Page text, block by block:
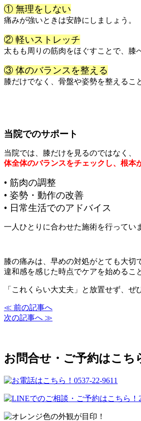
① 無理をしない
痛みが強いときは安静にしましょう。
② 軽いストレッチ
太もも周りの筋肉をほぐすことで、膝
③ 体のバランスを整える
膝だけでなく、骨盤や姿勢を整えるこ
当院でのサポート
当院では、膝だけを見るのではなく、
体全体のバランスをチェックし、根本
• 筋肉の調整
• 姿勢・動作の改善
• 日常生活でのアドバイス
一人ひとりに合わせた施術を行ってい
膝の痛みは、早めの対処がとても大切
違和感を感じた時点でケアを始めるこ
「これくらい大丈夫」と放置せず、ぜ
≪ 前の記事へ
次の記事へ ≫
お問合せ・ご予約はこ